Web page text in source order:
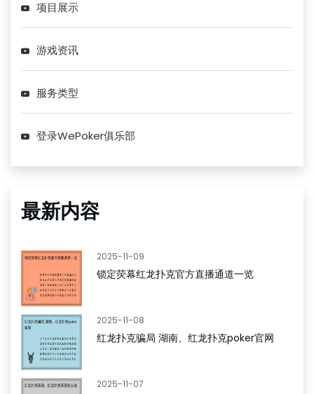
项目展示
游戏资讯
服务类型
登录WePoker俱乐部
最新内容
2025-11-09
锁定荧幕红龙扑克官方直播通道一览
2025-11-08
红龙扑克骗局 湖南、红龙扑克poker官网
2025-11-07